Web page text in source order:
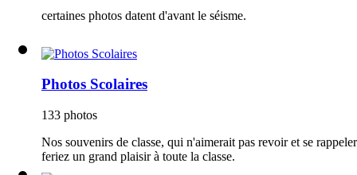
certaines photos datent d'avant le séisme.
Photos Scolaires
133 photos
Nos souvenirs de classe, qui n'aimerait pas revoir et se
feriez un grand plaisir à toute la classe.